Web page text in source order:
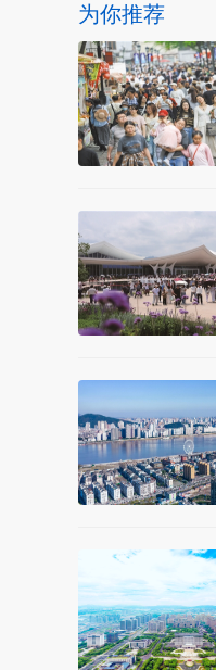
为你推荐